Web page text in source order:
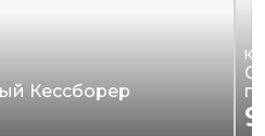
Кессборер